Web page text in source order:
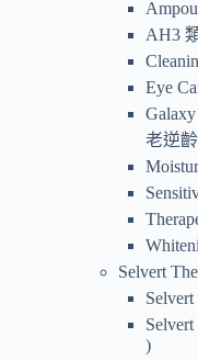
AH3
Eye
老逆
Selvert